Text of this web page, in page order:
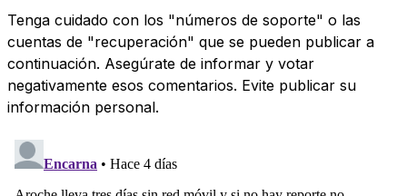
Tenga cuidado con los "números de soporte" o las
cuentas de "recuperación" que se pueden publicar a
continuación. Asegúrate de informar y votar
negativamente esos comentarios. Evite publicar su
información personal.